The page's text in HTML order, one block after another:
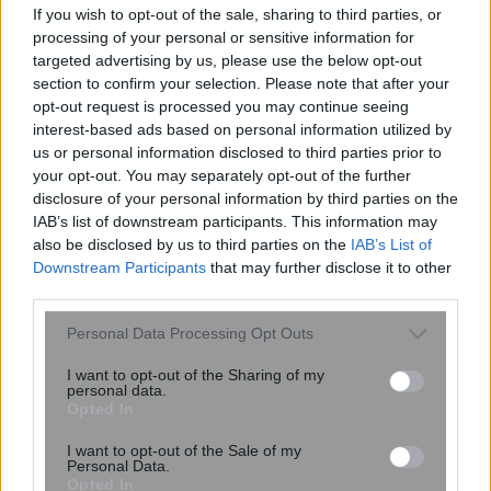
If you wish to opt-out of the sale, sharing to third parties, or
processing of your personal or sensitive information for
targeted advertising by us, please use the below opt-out
section to confirm your selection. Please note that after your
opt-out request is processed you may continue seeing
interest-based ads based on personal information utilized by
us or personal information disclosed to third parties prior to
your opt-out. You may separately opt-out of the further
disclosure of your personal information by third parties on the
IAB’s list of downstream participants. This information may
also be disclosed by us to third parties on the IAB’s List of
Downstream Participants that may further disclose it to other
Please note that this website/app uses one or more Google
not limited to your visit or usage behaviour. You may click to
grant or deny consent to Google and its third-party tags to
consent section.
Personal Data Processing Opt Outs
I want to opt-out of the Sharing of my
personal data.
I want to opt-out of the Sale of my
Personal Data.
οικογενειακή εξόρμηση
ENIKOS NETWORK